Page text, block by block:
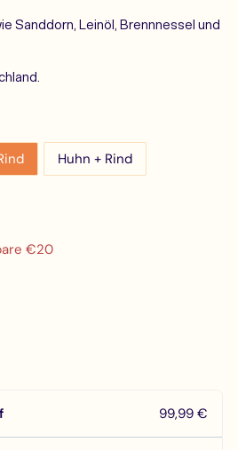
Sanddorn, Leinöl, Brennnessel und
Huhn + Rind
€20
99,99 €